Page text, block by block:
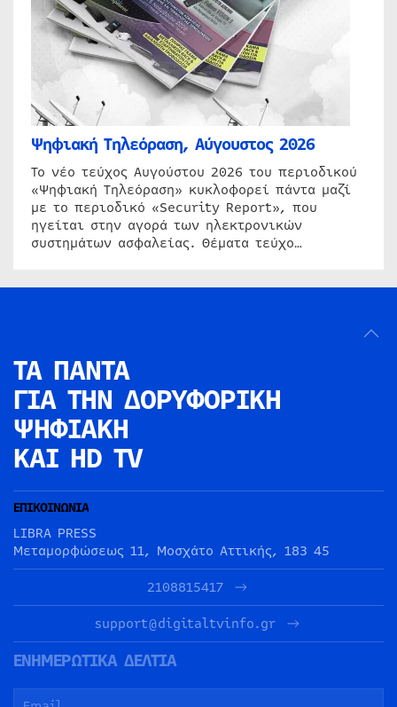
Ψηφιακή Τηλεόραση, Αύγουστος 2026
Το νέο τεύχος Αυγούστου 2026 του περιοδικού
«Ψηφιακή Τηλεόραση» κυκλοφορεί πάντα μαζί
με το περιοδικό «Security Report», που
ηγείται στην αγορά των ηλεκτρονικών
συστημάτων ασφαλείας. Θέματα τεύχο…
ΤΑ ΠΑΝΤΑ
ΓΙΑ ΤΗΝ ΔΟΡΥΦΟΡΙΚΗ
ΨΗΦΙΑΚΗ
ΚΑΙ HD TV
ΕΠΙΚΟΙΝΩΝΙΑ
LIBRA PRESS
Μεταμορφώσεως 11, Μοσχάτο Αττικής, 183 45
2108815417
support@digitaltvinfo.gr
ΕΝΗΜΕΡΩΤΙΚΑ ΔΕΛΤΙΑ